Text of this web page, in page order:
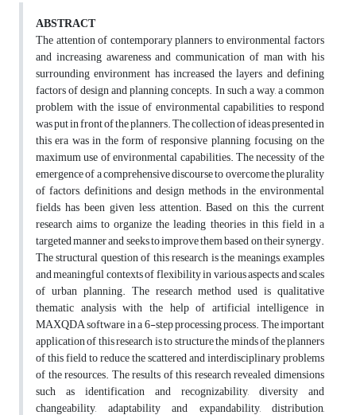
ABSTRACT
The attention of contemporary planners to environmental factors
and increasing awareness and communication of man with his
surrounding environment has increased the layers and defining
factors of design and planning concepts. In such a way, a common
problem with the issue of environmental capabilities to respond
was put in front of the planners. The collection of ideas presented in
this era was in the form of responsive planning, focusing on the
maximum use of environmental capabilities. The necessity of the
emergence of a comprehensive discourse to overcome the plurality
of factors, definitions and design methods in the environmental
fields has been given less attention. Based on this, the current
research aims to organize the leading theories in this field in a
targeted manner and seeks to improve them based on their synergy.
The structural question of this research is the meanings, examples
and meaningful contexts of flexibility in various aspects and scales
of urban planning. The research method used is qualitative
thematic analysis with the help of artificial intelligence in
MAXQDA software in a 6-step processing process. The important
application of this research is to structure the minds of the planners
of this field to reduce the scattered and interdisciplinary problems
of the resources. The results of this research revealed dimensions
such as identification and recognizability, diversity and
changeability, adaptability and expandability, distribution,